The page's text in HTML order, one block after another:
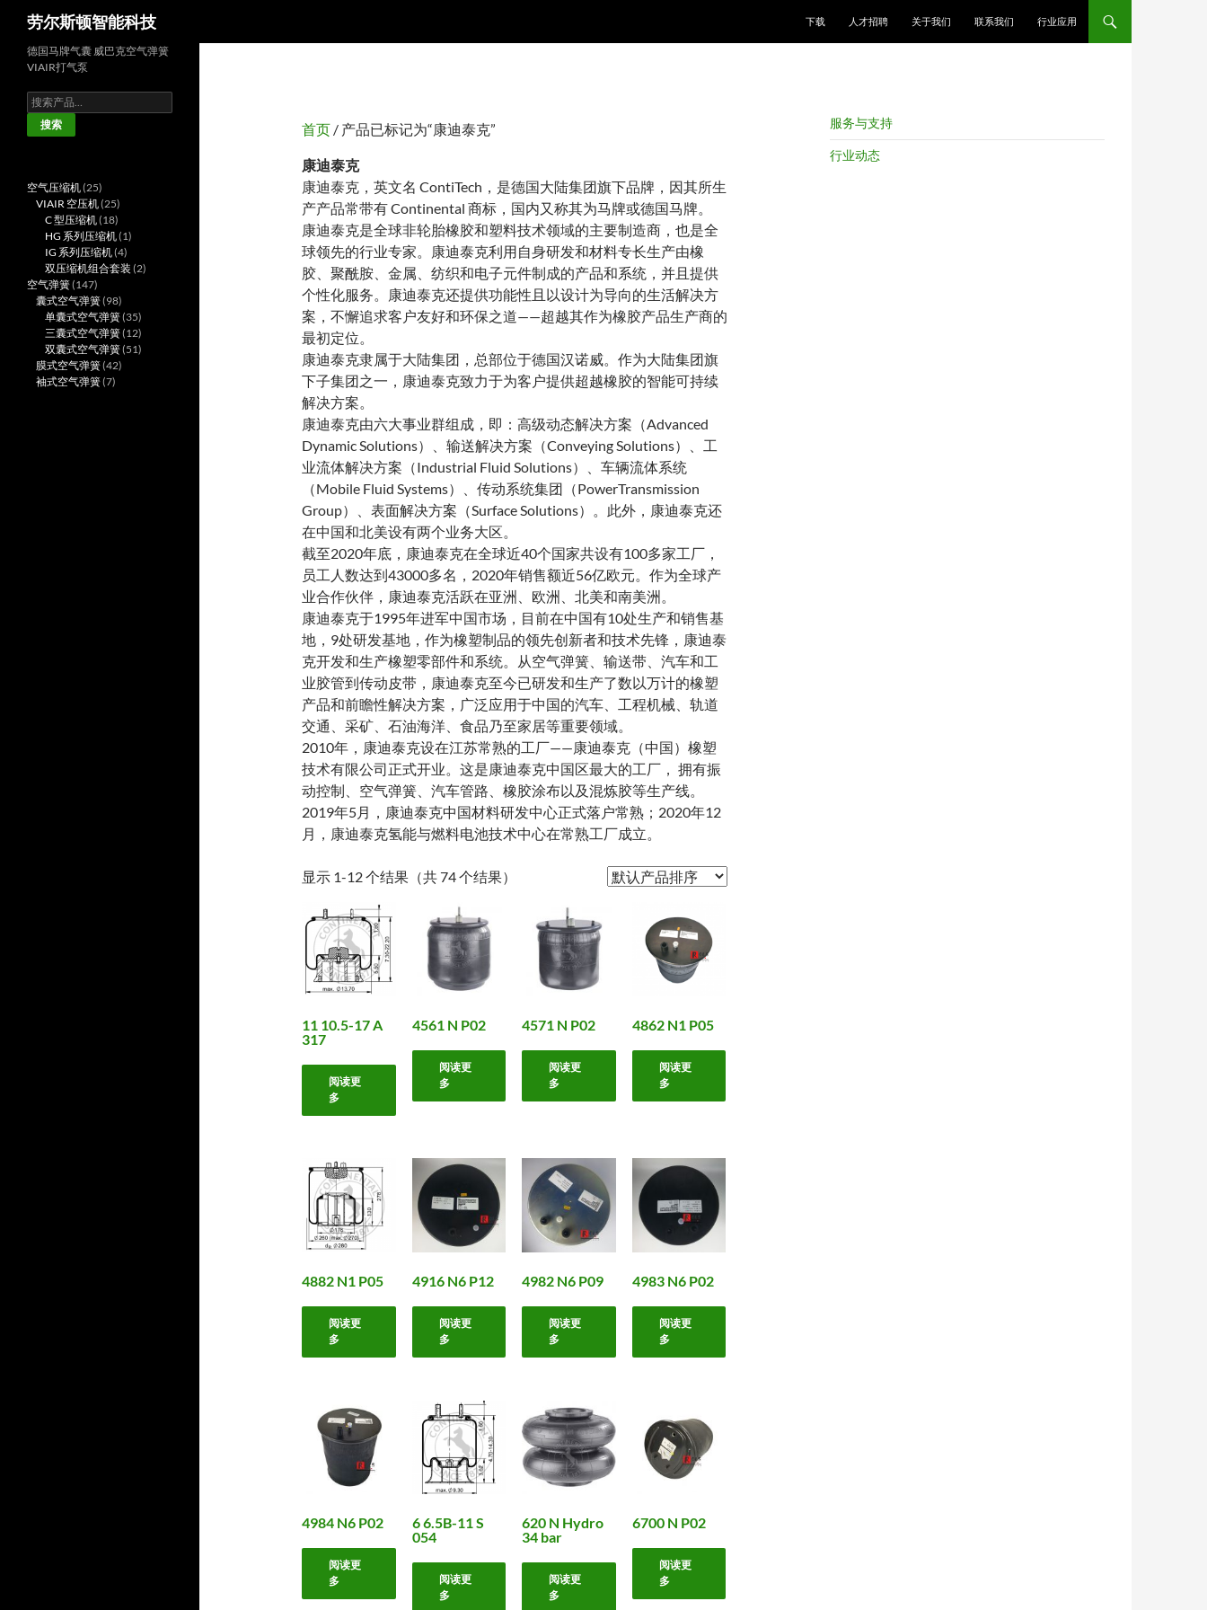
劳尔斯顿智能科技
下载
人才招聘 关于我们 联系我们 行业应用
首页 / 产品已标记为“康迪泰克”
康迪泰克
康迪泰克，英文名 ContiTech，是德国大陆集团旗下品牌，因其所生
产产品常带有 Continental 商标，国内又称其为马牌或德国马牌。
康迪泰克是全球非轮胎橡胶和塑料技术领域的主要制造商，也是全
球领先的行业专家。康迪泰克利用自身研发和材料专长生产由橡
胶、聚酰胺、金属、纺织和电子元件制成的产品和系统，并且提供
个性化服务。康迪泰克还提供功能性且以设计为导向的生活解决方
案，不懈追求客户友好和环保之道——超越其作为橡胶产品生产商的
最初定位。
康迪泰克隶属于大陆集团，总部位于德国汉诺威。作为大陆集团旗
下子集团之一，康迪泰克致力于为客户提供超越橡胶的智能可持续
解决方案。
康迪泰克由六大事业群组成，即：高级动态解决方案（Advanced
Dynamic Solutions）、输送解决方案（Conveying Solutions）、工
业流体解决方案（Industrial Fluid Solutions）、车辆流体系统
（Mobile Fluid Systems）、传动系统集团（PowerTransmission
Group）、表面解决方案（Surface Solutions）。此外，康迪泰克还
在中国和北美设有两个业务大区。
截至2020年底，康迪泰克在全球近40个国家共设有100多家工厂，
员工人数达到43000多名，2020年销售额近56亿欧元。作为全球产
业合作伙伴，康迪泰克活跃在亚洲、欧洲、北美和南美洲。
康迪泰克于1995年进军中国市场，目前在中国有10处生产和销售基
地，9处研发基地，作为橡塑制品的领先创新者和技术先锋，康迪泰
克开发和生产橡塑零部件和系统。从空气弹簧、输送带、汽车和工
业胶管到传动皮带，康迪泰克至今已研发和生产了数以万计的橡塑
产品和前瞻性解决方案，广泛应用于中国的汽车、工程机械、轨道
交通、采矿、石油海洋、食品乃至家居等重要领域。
2010年，康迪泰克设在江苏常熟的工厂——康迪泰克（中国）橡塑
技术有限公司正式开业。这是康迪泰克中国区最大的工厂， 拥有振
动控制、空气弹簧、汽车管路、橡胶涂布以及混炼胶等生产线。
2019年5月，康迪泰克中国材料研发中心正式落户常熟；2020年12
月，康迪泰克氢能与燃料电池技术中心在常熟工厂成立。
显示 1-12 个结果（共 74 个结果）
11 10.5-17 A
317
阅读更
多
4561 N P02
阅读更
多
4571 N P02
阅读更
多
4862 N1 P05
阅读更
多
4882 N1 P05
阅读更
多
4916 N6 P12
阅读更
多
4982 N6 P09
阅读更
多
4983 N6 P02
阅读更
多
4984 N6 P02
阅读更
多
6 6.5B-11 S
054
阅读更
多
620 N Hydro
34 bar
阅读更
多
6700 N P02
阅读更
多
服务与支持
行业动态
德国马牌气囊 威巴克空气弹簧
VIAIR打气泵
搜
索：
搜索
空气压缩机 2525
个
产
品
VIAIR 空压机 2525
个
产
品
C 型压缩机 1818
个
产
品
HG 系列压缩机 11
产
IG 系列压缩机 44
个
双压缩机组合套装 22
空气弹簧 147147
个
产
品
囊式空气弹簧 9898
个
产
品
单囊式空气弹簧 3535
个
产
三囊式空气弹簧 1212
个
双囊式空气弹簧 5151
膜式空气弹簧 4242
袖式空气弹簧 77